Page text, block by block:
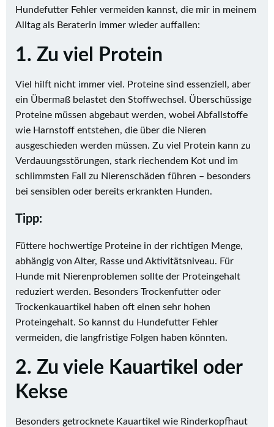
Hundefutter Fehler vermeiden kannst, die mir in meinem
Alltag als Beraterin immer wieder auffallen:
1. Zu viel Protein
Viel hilft nicht immer viel. Proteine sind essenziell, aber
ein Übermaß belastet den Stoffwechsel. Überschüssige
Proteine müssen abgebaut werden, wobei Abfallstoffe
wie Harnstoff entstehen, die über die Nieren
ausgeschieden werden müssen. Zu viel Protein kann zu
Verdauungsstörungen, stark riechendem Kot und im
schlimmsten Fall zu Nierenschäden führen – besonders
bei sensiblen oder bereits erkrankten Hunden.
Tipp:
Füttere hochwertige Proteine in der richtigen Menge,
abhängig von Alter, Rasse und Aktivitätsniveau. Für
Hunde mit Nierenproblemen sollte der Proteingehalt
reduziert werden. Besonders Trockenfutter oder
Trockenkauartikel haben oft einen sehr hohen
Proteingehalt. So kannst du Hundefutter Fehler
vermeiden, die langfristige Folgen haben könnten.
2. Zu viele Kauartikel oder
Kekse
Besonders getrocknete Kauartikel wie Rinderkopfhaut